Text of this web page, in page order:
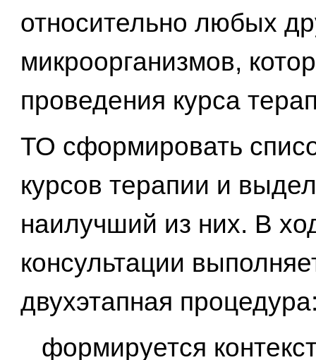
относительно любых
микроорганизмов,
проведения курса
ТО сформировать
курсов терапии и
наилучший из них. В
консультации
двухэтапная
формируется